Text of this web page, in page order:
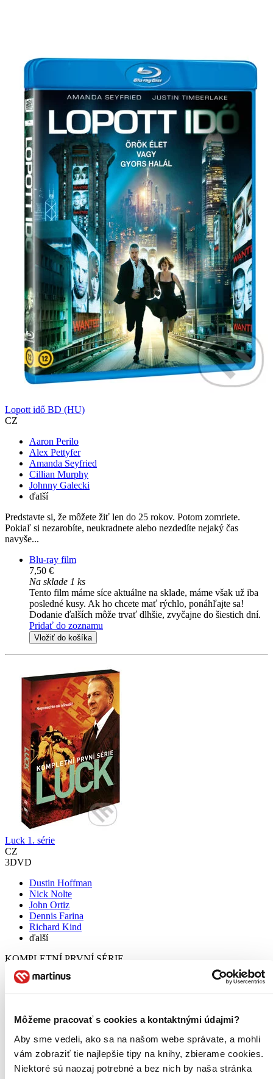
Môžeme pracovať s cookies a kontaktnými údajmi?
Aby sme vedeli, ako sa na našom webe správate, a mohli
vám zobraziť tie najlepšie tipy na knihy, zbierame cookies.
Niektoré sú naozaj potrebné a bez nich by naša stránka
Lopott idő BD (HU)
CZ
Aaron Perilo
Alex Pettyfer
Amanda Seyfried
Cillian Murphy
Johnny Galecki
ďalší
Predstavte si, že môžete žiť len do 25 rokov. Potom zomriete.
Pokiaľ si nezarobíte, neukradnete alebo nezdedíte nejaký čas
navyše...
Blu-ray film
7,50 €
Na sklade 1 ks
Tento film máme síce aktuálne na sklade, máme však už iba
posledné kusy. Ak ho chcete mať rýchlo, ponáhľajte sa!
Dodanie ďalších môže trvať dlhšie, zvyčajne do šiestich dní.
Pridať do zoznamu
Vložiť do košíka
Luck 1. série
CZ
3DVD
Dustin Hoffman
Nick Nolte
John Ortiz
Dennis Farina
Richard Kind
ďalší
KOMPLETNÍ PRVNÍ SÉRIE...
DVD film
vám ho vieme zabezpečiť a odoslať do 4 – 6 dní. A
posnažíme sa aj trochu rýchlejšie!
Pridať do zoznamu
Vložiť do košíka